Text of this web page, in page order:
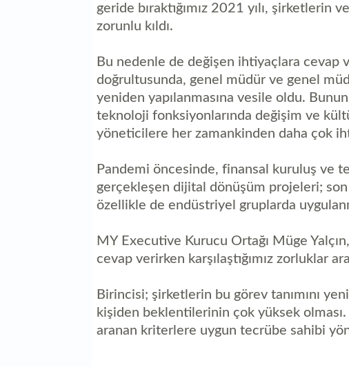
geride bıraktığımız 2021 yılı, şirketlerin
zorunlu kıldı.
Bu nedenle de değişen ihtiyaçlara cevap
doğrultusunda, genel müdür ve genel
yeniden yapılanmasına vesile oldu.
teknoloji fonksiyonlarında değişim ve
yöneticilere her zamankinden daha çok
Pandemi öncesinde, finansal kuruluş ve
gerçekleşen dijital dönüşüm projeleri;
özellikle de endüstriyel gruplarda
MY Executive Kurucu Ortağı Müge
cevap verirken karşılaştığımız zorluklar
Birincisi; şirketlerin bu görev tanımını
kişiden beklentilerinin çok yüksek
aranan kriterlere uygun tecrübe sahibi